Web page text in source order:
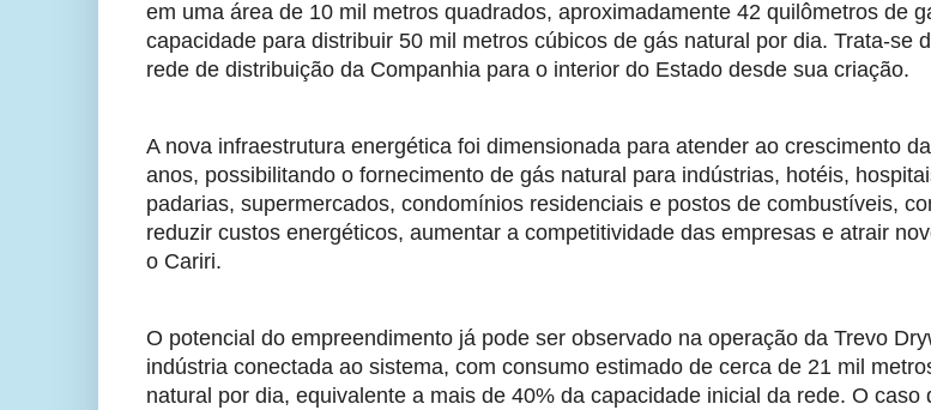
em uma área de 10 mil metros quadrados, aproximadamente 42 quilômetros de
capacidade para distribuir 50 mil metros cúbicos de gás natural por dia. Trata-se
rede de distribuição da Companhia para o interior do Estado desde sua criação.
A nova infraestrutura energética foi dimensionada para atender ao crescimento
anos, possibilitando o fornecimento de gás natural para indústrias, hotéis,
padarias, supermercados, condomínios residenciais e postos de combustíveis,
reduzir custos energéticos, aumentar a competitividade das empresas e atrair
o Cariri.
O potencial do empreendimento já pode ser observado na operação da Trevo
indústria conectada ao sistema, com consumo estimado de cerca de 21 mil
natural por dia, equivalente a mais de 40% da capacidade inicial da rede. O caso